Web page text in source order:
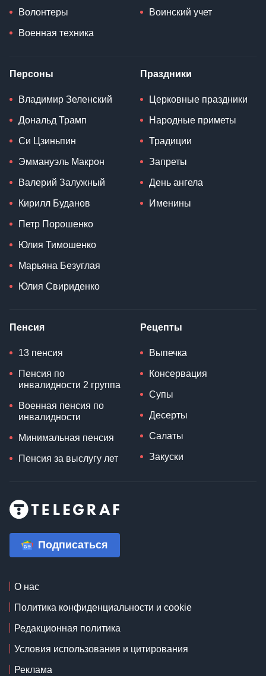
Волонтеры
Военная техника
Воинский учет
Персоны
Владимир Зеленский
Дональд Трамп
Си Цзиньпин
Эммануэль Макрон
Валерий Залужный
Кирилл Буданов
Петр Порошенко
Юлия Тимошенко
Марьяна Безуглая
Юлия Свириденко
Праздники
Церковные праздники
Народные приметы
Традиции
Запреты
День ангела
Именины
Пенсия
13 пенсия
Пенсия по
инвалидности 2 группа
Военная пенсия по
инвалидности
Минимальная пенсия
Пенсия за выслугу лет
Рецепты
Выпечка
Консервация
Супы
Десерты
Салаты
Закуски
Подписаться
О нас
Политика конфиденциальности и cookie
Редакционная политика
Условия использования и цитирования
Реклама